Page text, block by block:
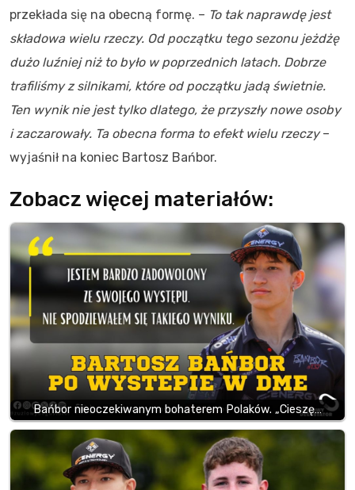
przekłada się na obecną formę. – To tak naprawdę jest
składowa wielu rzeczy. Od początku tego sezonu jeżdżę
dużo luźniej niż to było w poprzednich latach. Dobrze
trafiliśmy z silnikami, które od początku jadą świetnie.
Ten wynik nie jest tylko dlatego, że przyszły nowe osoby
i zaczarowały. Ta obecna forma to efekt wielu rzeczy–
wyjaśnił na koniec Bartosz Bańbor.
Zobacz więcej materiałów:
Bańbor nieoczekiwanym bohaterem Polaków. „Cieszę…